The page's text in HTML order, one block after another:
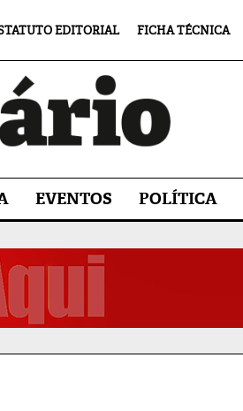
EDITORIAL FICHA TÉCNICA
EVENTOS POLÍTICA